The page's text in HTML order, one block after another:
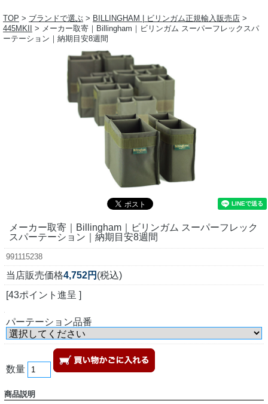
TOP > ブランドで選ぶ > BILLINGHAM | ビリンガム正規輸入販売店 >
445MKII
> メーカー取寄｜Billingham｜ビリンガム スーパーフレックスパ
ーテーション｜納期目安8週間
メーカー取寄｜Billingham｜ビリンガム スーパーフレック
スパーテーション｜納期目安8週間
991115238
当店販売価格4,752円 (税込)
[43ポイント進呈 ]
パーテーション品番
数量
商品説明